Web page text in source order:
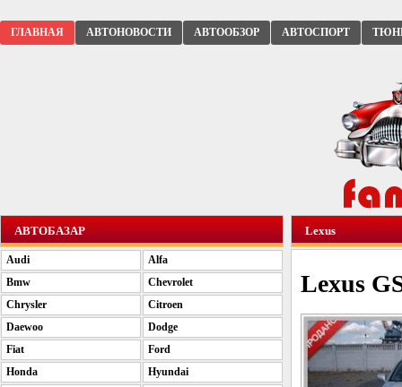
ГЛАВНАЯ АВТОНОВОСТИ АВТООБЗОР АВТОСПОРТ
Lexus
Lexus
АВТОБАЗАР
Audi
Alfa
Bmw
Chevrolet
Chrysler
Citroen
Daewoo
Dodge
Fiat
Ford
Honda
Hyundai